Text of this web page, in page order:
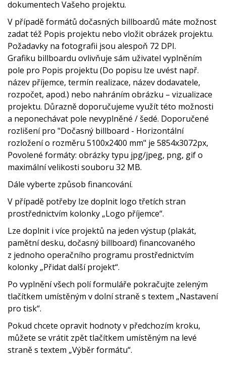
dokumentech Vašeho projektu.
V případě formátů dočasných billboardů máte možnost
zadat též Popis projektu nebo vložit obrázek projektu.
Požadavky na fotografii jsou alespoň 72 DPI.
Grafiku billboardu ovlivňuje sám uživatel vyplněním
pole pro Popis projektu (Do popisu lze uvést např.
název příjemce, termín realizace, název dodavatele,
rozpočet, apod.) nebo nahráním obrázku – vizualizace
projektu. Důrazně doporučujeme využít této možnosti
a neponechávat pole nevyplněné / šedé. Doporučené
rozlišení pro "Dočasný billboard - Horizontální
rozložení o rozměru 5100x2400 mm" je 5854x3072px,
Povolené formáty: obrázky typu jpg/jpeg, png, gif o
maximální velikosti souboru 32 MB.
Dále vyberte způsob financování.
V případě potřeby lze doplnit logo třetích stran
prostřednictvím kolonky „Logo příjemce“.
Lze doplnit i více projektů na jeden výstup (plakát,
pamětní desku, dočasný billboard) financovaného
z jednoho operačního programu prostřednictvím
kolonky „Přidat další projekt“.
Po vyplnění všech polí formuláře pokračujte zeleným
tlačítkem umístěným v dolní straně s textem „Nastavení
pro tisk“.
Pokud chcete opravit hodnoty v předchozím kroku,
můžete se vrátit zpět tlačítkem umístěným na levé
straně s textem „Výběr formátu“.